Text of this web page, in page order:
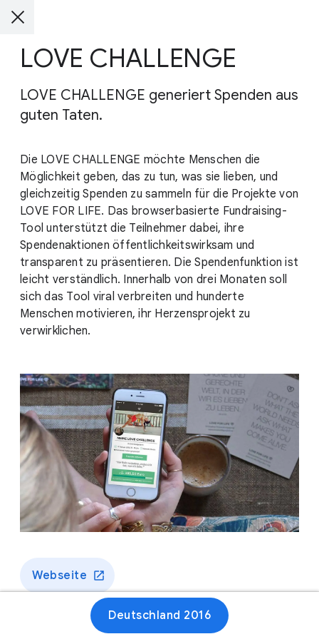
LOVE CHALLENGE
LOVE CHALLENGE generiert Spenden aus
guten Taten.
Die LOVE CHALLENGE möchte Menschen die
Möglichkeit geben, das zu tun, was sie lieben, und
gleichzeitig Spenden zu sammeln für die Projekte von
LOVE FOR LIFE. Das browserbasierte Fundraising-
Tool unterstützt die Teilnehmer dabei, ihre
Spendenaktionen öffentlichkeitswirksam und
transparent zu präsentieren. Die Spendenfunktion ist
leicht verständlich. Innerhalb von drei Monaten soll
sich das Tool viral verbreiten und hunderte
Menschen motivieren, ihr Herzensprojekt zu
verwirklichen.
Webseite
Deutschland 2016